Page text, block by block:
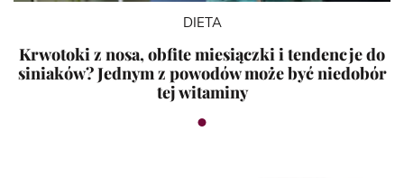
DIETA
Krwotoki z nosa, obfite miesiączki i tendencje do
siniaków? Jednym z powodów może być niedobór
tej witaminy